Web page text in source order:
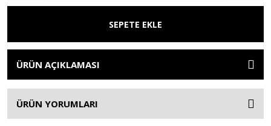
SEPETE EKLE
ÜRÜN AÇIKLAMASI
ÜRÜN YORUMLARI